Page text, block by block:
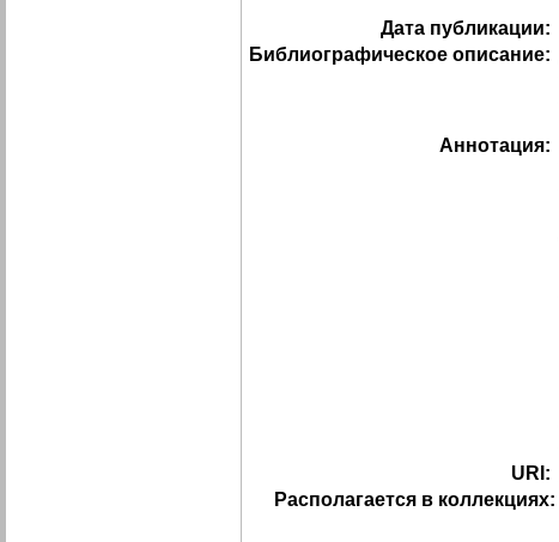
Дата публикации:
Библиографическое описание:
Аннотация:
URI:
Располагается в коллекциях: